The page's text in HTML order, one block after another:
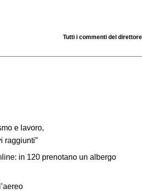
Tutti i commenti del direttore
e lavoro,
raggiunti”
in 120 prenotano un albergo